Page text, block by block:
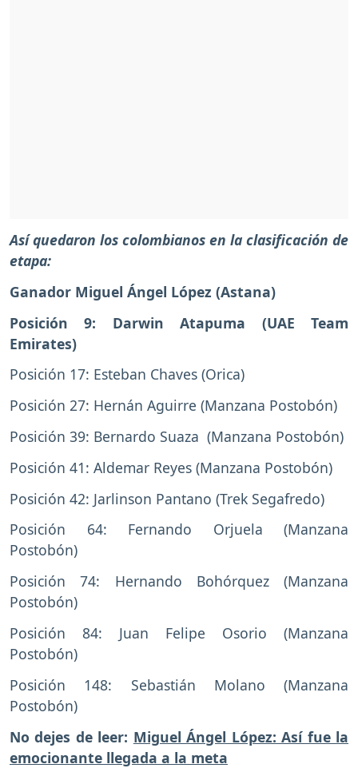
Así quedaron los colombianos en la clasificación de
etapa:
Ganador Miguel Ángel López (Astana)
Posición 9: Darwin Atapuma (UAE Team
Emirates)
Posición 17: Esteban Chaves (Orica)
Posición 27: Hernán Aguirre (Manzana Postobón)
Posición 39: Bernardo Suaza (Manzana Postobón)
Posición 41: Aldemar Reyes (Manzana Postobón)
Posición 42: Jarlinson Pantano (Trek Segafredo)
Posición 64: Fernando Orjuela (Manzana
Postobón)
Posición 74: Hernando Bohórquez (Manzana
Postobón)
Posición 84: Juan Felipe Osorio (Manzana
Postobón)
Posición 148: Sebastián Molano (Manzana
Postobón)
No dejes de leer: Miguel Ángel López: Así fue la
emocionante llegada a la meta